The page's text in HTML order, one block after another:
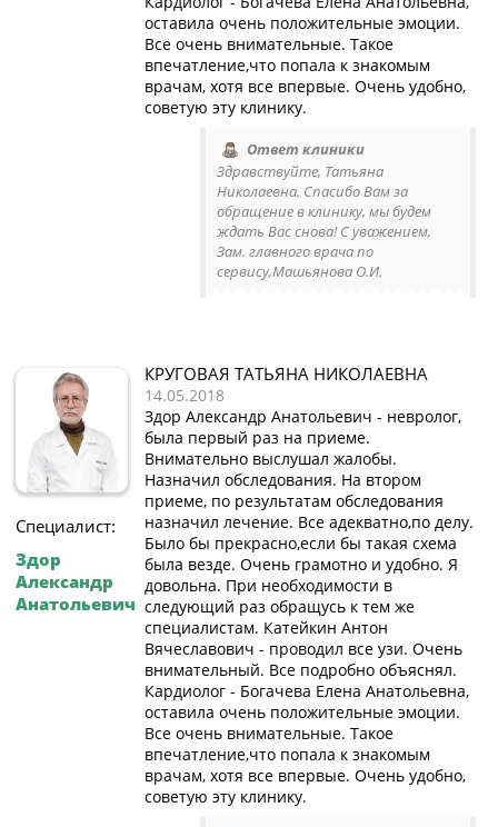
оставила очень положительные эмоции.
Все очень внимательные. Такое
впечатление,что попала к знакомым
врачам, хотя все впервые. Очень удобно,
советую эту клинику.
Ответ клиники
Здравствуйте, Татьяна
Николаевна. Спасибо Вам за
обращение в клинику, мы будем
ждать Вас снова! С уважением,
Зам. главного врача по
сервису,Машьянова О.И.
Специалист:
Здор
Александр
Анатольевич
КРУГОВАЯ ТАТЬЯНА НИКОЛАЕВНА
14.05.2018
Здор Александр Анатольевич - невролог,
была первый раз на приеме.
Внимательно выслушал жалобы.
Назначил обследования. На втором
приеме, по результатам обследования
назначил лечение. Все адекватно,по делу.
Было бы прекрасно,если бы такая схема
была везде. Очень грамотно и удобно. Я
довольна. При необходимости в
следующий раз обращусь к тем же
специалистам. Катейкин Антон
Вячеславович - проводил все узи. Очень
внимательный. Все подробно объяснял.
Кардиолог - Богачева Елена Анатольевна,
оставила очень положительные эмоции.
Все очень внимательные. Такое
впечатление,что попала к знакомым
врачам, хотя все впервые. Очень удобно,
советую эту клинику.